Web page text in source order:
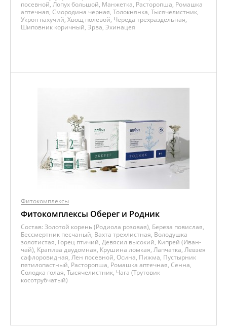
посевной, Лопух большой, Манжетка, Расторопша, Ромашка
аптечная, Смородина черная, Толокнянка, Тысячелистник,
Укроп пахучий, Хвощ полевой, Череда трехраздельная,
Шиповник коричный, Эрва, Эхинацея
Фитокомплексы
Фитокомплексы Оберег и Родник
Состав: Золотой корень (Родиола розовая), Береза повислая,
Бессмертник песчаный, Вахта трехлистная, Володушка
золотистая, Горец птичий, Девясил высокий, Кипрей (Иван-
чай), Крапива двудомная, Крушина ломкая, Лапчатка, Левзея
сафлоровидная, Лен посевной, Осина, Пижма, Пустырник
пятилопастный, Расторопша, Ромашка аптечная, Сенна,
Солодка голая, Тысячелистник, Чага (Трутовик
косотрубчатый)